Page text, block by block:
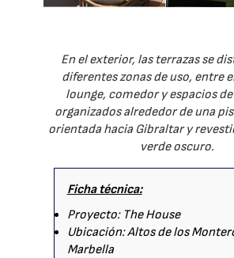
En el exterior, las terrazas se
diferentes zonas de uso, entre
lounge, comedor y espacios
organizados alrededor de una
orientada hacia Gibraltar y
verde oscuro.
Ficha técnica:
Proyecto: The House
Ubicación: Altos de los
Marbella